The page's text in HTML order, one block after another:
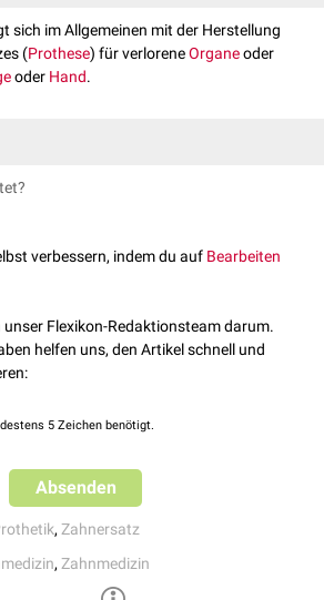
sich im Allgemeinen mit der Herstellung
(Prothese) für verloreneOrganeoder
oder Hand.
Zahnersatz kann es sich zum Beispiel um
handeln.
verbessern, indem du auf Bearbeiten
Flexikon-Redaktionsteam darum.
helfen uns, den Artikel schnell und
5 Zeichen benötigt.
Absenden
, Zahnersatz
, Zahnmedizin